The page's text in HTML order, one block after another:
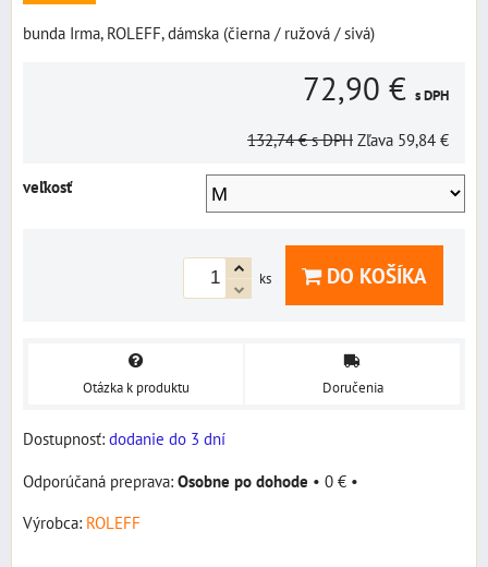
bunda Irma, ROLEFF, dámska (čierna / ružová / sivá)
72,90 € s DPH
132,74 € s DPH Zľava 59,84 €
veľkosť
ks DO KOŠÍKA
Otázka k produktu Doručenia
Dostupnosť: dodanie do 3 dní
Osobne po dohode • 0 € •
Výrobca: ROLEFF